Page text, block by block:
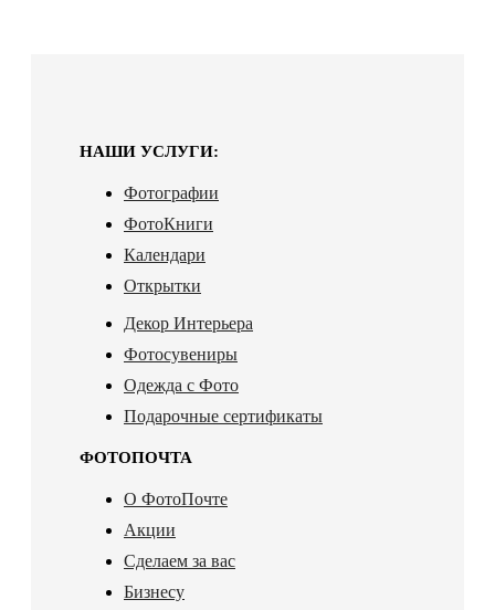
НАШИ УСЛУГИ:
Фотографии
ФотоКниги
Календари
Открытки
Декор Интерьера
Фотосувениры
Одежда с Фото
Подарочные сертификаты
ФОТОПОЧТА
О ФотоПочте
Акции
Сделаем за вас
Бизнесу